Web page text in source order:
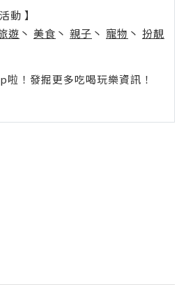
動 】
遊 丶 美食 丶 親子 丶 寵物 丶 扮靚
！發掘更多吃喝玩樂資訊！